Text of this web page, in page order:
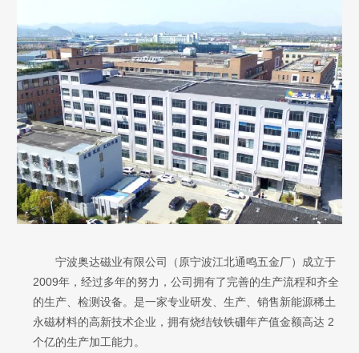
宁波奥达磁业有限公司（原宁波江北通鸣五金厂）成立于
2009年，经过多年的努力，公司拥有了完善的生产流程和齐全
的生产、检测设备。是一家专业研发、生产、销售新能源稀土
永磁材料的高新技术企业，拥有烧结钕铁硼年产值金额高达 2
个亿的生产加工能力。